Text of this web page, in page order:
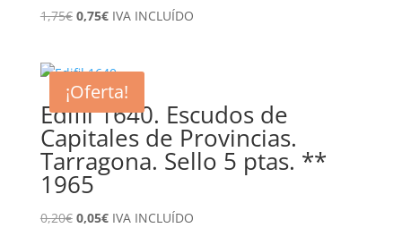
1,75€ El
era:
1,75€.
0,75€El
es:
0,75€.
IVA INCLUÍDO
¡Oferta!
Edifil 1640. Escudos de
Capitales de Provincias.
Tarragona. Sello 5 ptas. **
1965
0,20€ El
0,05€ElIVA INCLUÍDO